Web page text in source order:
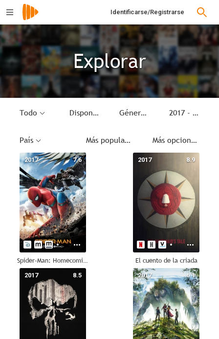
Identificarse/Registrarse
Explorar
Todo Disponible Género 2017 - 2017
País Más populares Más opciones
7.6
2017
Spider-Man: Homecoming
8.9
2017
El cuento de la criada
8.5
2017 6.1
2017